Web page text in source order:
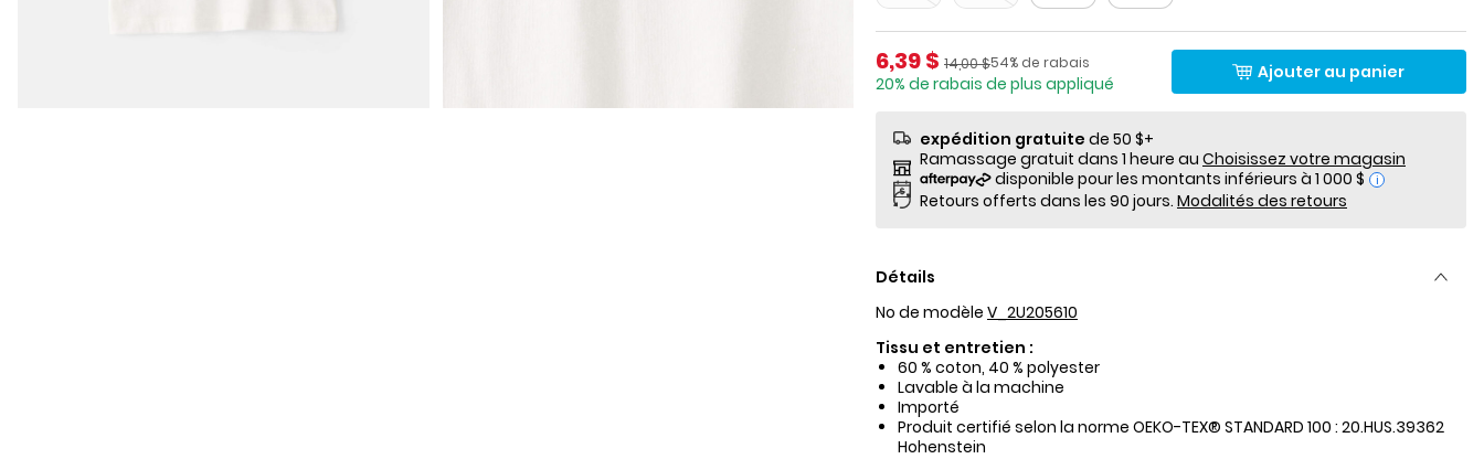
Prix de solde
6,39 $ Pourcentage de rabais
54% de rabais
Prix ​​de détail suggéré par le fabricant
14,00 $
20% de rabais de plus appliqué
Ajouter au panier
expédition gratuite de 50 $+
Ramassage gratuit dans 1 heure au Choisissez votre magasin
i
Retours offerts dans les 90 jours. Modalités des retours
Détails
No de modèle V_2U205610
Tissu et entretien :
60 % coton, 40 % polyester
Lavable à la machine
Importé
Produit certifié selon la norme OEKO-TEX® STANDARD 100 : 20.HUS.39362
Hohenstein